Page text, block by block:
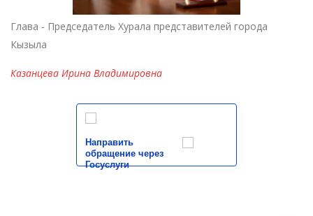
Глава - Председатель Хурала представителей города
Кызыла
Казанцева Ирина Владимировна
Направить
обращение через
Госуслуги